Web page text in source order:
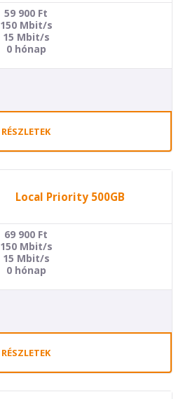
59 900 Ft
150 Mbit/s
15 Mbit/s
0 hónap
RÉSZLETEK
Local Priority 500GB
69 900 Ft
150 Mbit/s
15 Mbit/s
0 hónap
RÉSZLETEK